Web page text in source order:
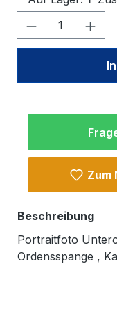
Produkt
Zum
Beschreibung
Portraitfoto
Ordensspange ,